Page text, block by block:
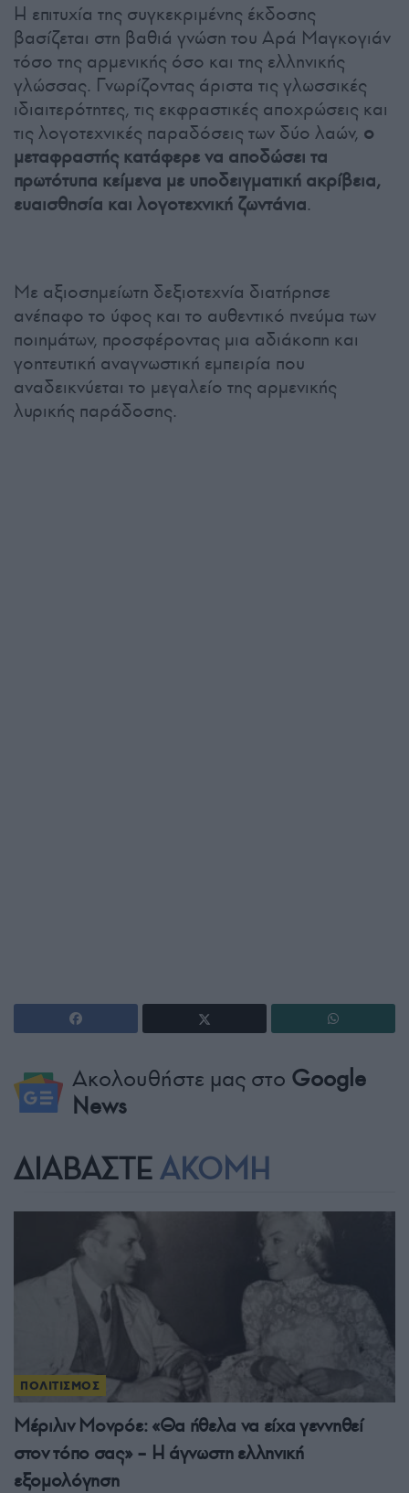
Η επιτυχία της συγκεκριμένης έκδοσης
βασίζεται στη βαθιά γνώση του Αρά Μαγκογιάν
τόσο της αρμενικής όσο και της ελληνικής
γλώσσας. Γνωρίζοντας άριστα τις γλωσσικές
ιδιαιτερότητες, τις εκφραστικές αποχρώσεις και
τις λογοτεχνικές παραδόσεις των δύο λαών, ο
μεταφραστής κατάφερε να αποδώσει τα
πρωτότυπα κείμενα με υποδειγματική ακρίβεια,
ευαισθησία και λογοτεχνική ζωντάνια.
Με αξιοσημείωτη δεξιοτεχνία διατήρησε
ανέπαφο το ύφος και το αυθεντικό πνεύμα των
ποιημάτων, προσφέροντας μια αδιάκοπη και
γοητευτική αναγνωστική εμπειρία που
αναδεικνύεται το μεγαλείο της αρμενικής
λυρικής παράδοσης.
Ακολουθήστε μας στο Google
News
ΔΙΑΒΑΣΤΕ ΑΚΟΜΗ
ΠΟΛΙΤΙΣΜΟΣ
Μέριλιν Μονρόε: «Θα ήθελα να είχα γεννηθεί
στον τόπο σας» – Η άγνωστη ελληνική
εξομολόγηση